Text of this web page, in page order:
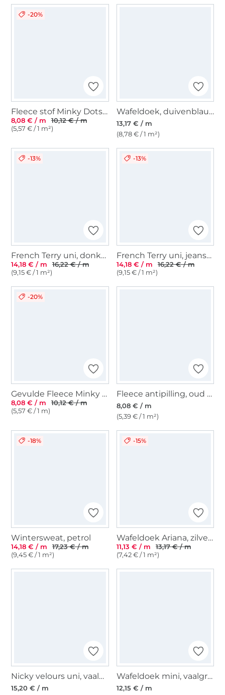
-20%
Fleece stof Minky Dots, gebroken wit
8,08 € / m
10,12 € / m
(5,57 € / 1 m²)
Wafeldoek, duivenblauw
13,17 € / m
(8,78 € / 1 m²)
-13%
French Terry uni, donkerblauw
14,18 € / m
16,22 € / m
(9,15 € / 1 m²)
-13%
French Terry uni, jeansblauw
14,18 € / m
16,22 € / m
(9,15 € / 1 m²)
-20%
Gevulde Fleece Minky Dots, licht blauw
8,08 € / m
10,12 € / m
(5,57 € / 1 m)
Fleece antipilling, oud oudrosé
8,08 € / m
(5,39 € / 1 m²)
-18%
Wintersweat, petrol
14,18 € / m
17,23 € / m
(9,45 € / 1 m²)
-15%
Wafeldoek Ariana, zilvergrijs
11,13 € / m
13,17 € / m
(7,42 € / 1 m²)
Nicky velours uni, vaalgroen
15,20 € / m
Wafeldoek mini, vaalgroen
12,15 € / m